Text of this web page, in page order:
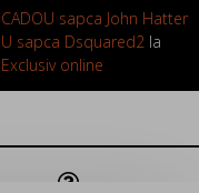
CADOU sapca John Hatter
sapca Dsquared2 la
Exclusiv online